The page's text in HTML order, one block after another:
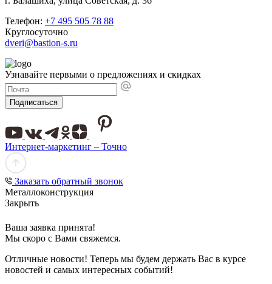
Телефон: +7 495 505 78 88
Круглосуточно
dveri@bastion-s.ru
Узнавайте первыми о предложениях и скидках
Подписаться
Интернет-маркетинг – Точно
Заказать обратный звонок
Металлоконструкция
Закрыть
Ваша заявка принята!
Мы скоро с Вами свяжемся.
Отличные новости! Теперь мы будем держать Вас в курсе
новостей и самых интересных событий!